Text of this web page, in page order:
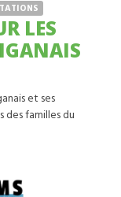
et ses
des familles du